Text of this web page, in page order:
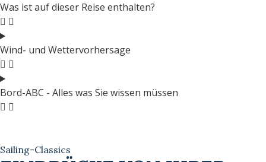
Was ist auf dieser Reise enthalten?
Wind- und Wettervorhersage
Bord-ABC - Alles was Sie wissen müssen
Sailing-Classics